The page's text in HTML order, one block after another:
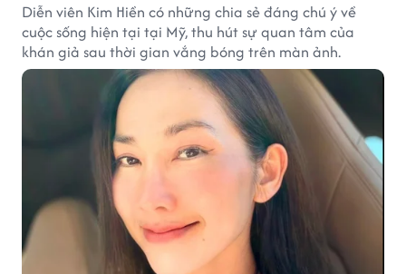
Diễn viên Kim Hiền có những chia sẻ đáng chú ý về
cuộc sống hiện tại tại Mỹ, thu hút sự quan tâm của
khán giả sau thời gian vắng bóng trên màn ảnh.